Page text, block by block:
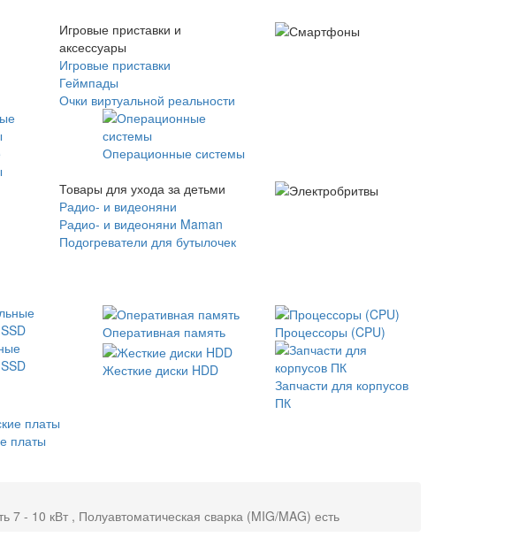
Игровые приставки и
аксессуары
Игровые приставки
Геймпады
Очки виртуальной реальности
Операционные системы
Товары для ухода за детьми
Радио- и видеоняни
Радио- и видеоняни Maman
Подогреватели для бутылочек
Оперативная память Процессоры (CPU)
Жесткие диски HDD
Запчасти для корпусов
ПК
платы
- 10 кВт , Полуавтоматическая сварка (MIG/MAG) есть